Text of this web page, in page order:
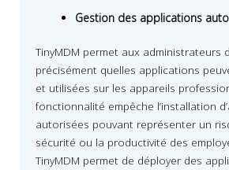
Gestion des applications
TinyMDM permet aux administrateurs
précisément quelles applications
et utilisées sur les appareils
fonctionnalité empêche l’installation
autorisées pouvant représenter un
sécurité ou la productivité des
TinyMDM permet de déployer des